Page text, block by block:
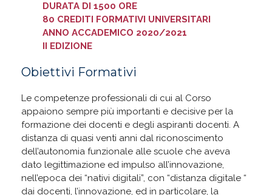
DURATA DI 1500 ORE
80 CREDITI FORMATIVI UNIVERSITARI
ANNO ACCADEMICO 2020/2021
II EDIZIONE
Obiettivi Formativi
Le competenze professionali di cui al Corso
appaiono sempre più importanti e decisive per la
formazione dei docenti e degli aspiranti docenti. A
distanza di quasi venti anni dal riconoscimento
dell’autonomia funzionale alle scuole che aveva
dato legittimazione ed impulso all’innovazione,
nell’epoca dei “nativi digitali”, con “distanza digitale “
dai docenti, l’innovazione, ed in particolare, la